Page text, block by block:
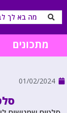
מתכונים
01/02/2024